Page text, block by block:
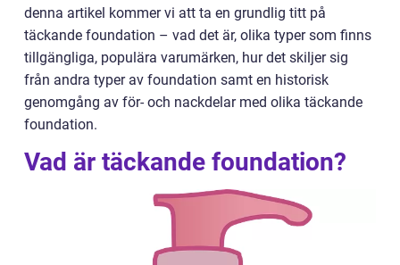
denna artikel kommer vi att ta en grundlig titt på
täckande foundation – vad det är, olika typer som finns
tillgängliga, populära varumärken, hur det skiljer sig
från andra typer av foundation samt en historisk
genomgång av för- och nackdelar med olika täckande
foundation.
Vad är täckande foundation?